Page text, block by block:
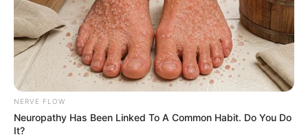
คนเกิดวันอังคาร
สำหรับการเสริมดวงในวันนี้แนะนำให้สักการะหรือ
ทำบุญกับองค์พระธาตุประจำปีเกิด อานิสงส์จะช่วย
ส่งเสริมให้ท่านเกิดความเจริญรุ่งเรือง
คนเกิดวันพุธ
NERVE FLOW
Neuropathy Has Been Linked To A Common Habit. Do You Do
It?